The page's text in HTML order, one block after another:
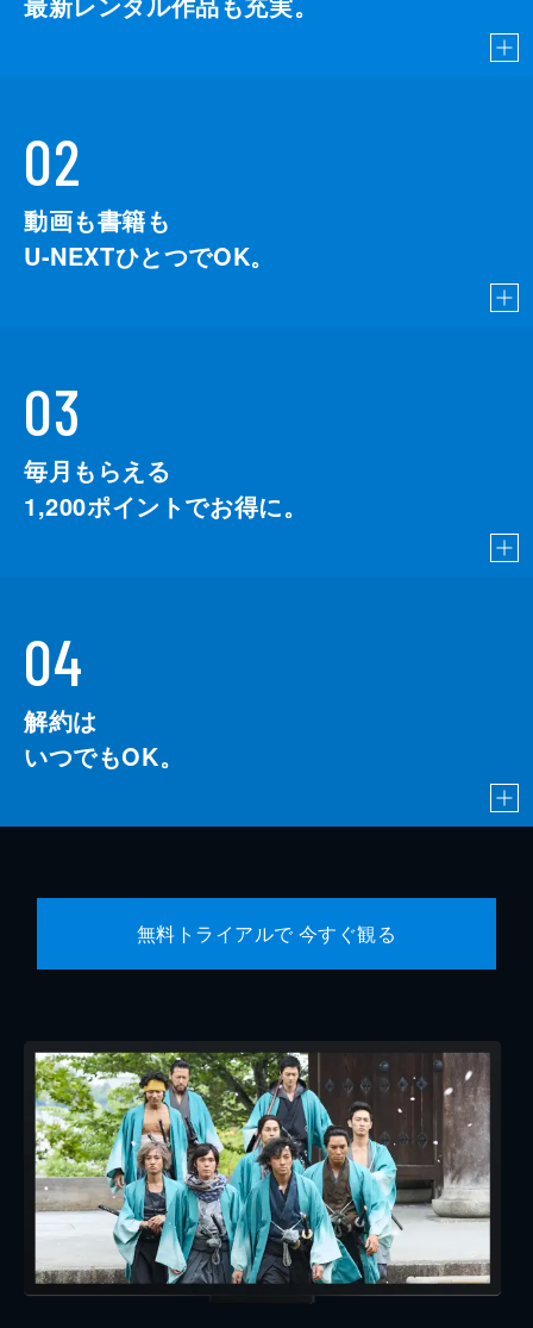
02
動画も書籍も
U-NEXTひとつでOK。
03
毎月もらえる
1,200ポイントでお得に。
04
解約は
いつでもOK。
無料トライアルで 今すぐ観る